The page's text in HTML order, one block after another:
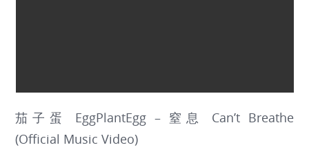
茄子蛋 EggPlantEgg – 窒息 Can’t Breathe
(Official Music Video)